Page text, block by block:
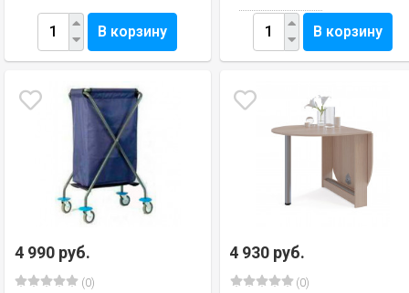
В корзину В корзину
4 990 руб.
(0)
4 930 руб.
(0)